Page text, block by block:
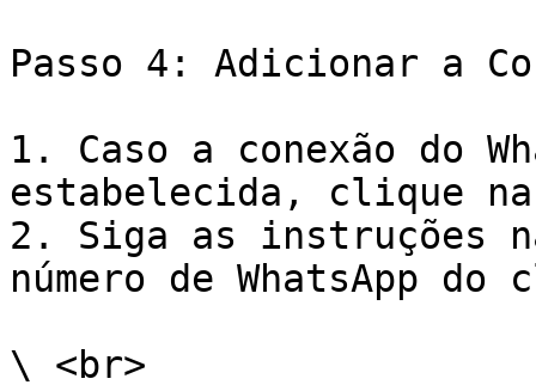
Passo 4: Adicionar a
1. Caso a conexão do
estabelecida, clique na
2. Siga as instruções
número de WhatsApp
\ <br>